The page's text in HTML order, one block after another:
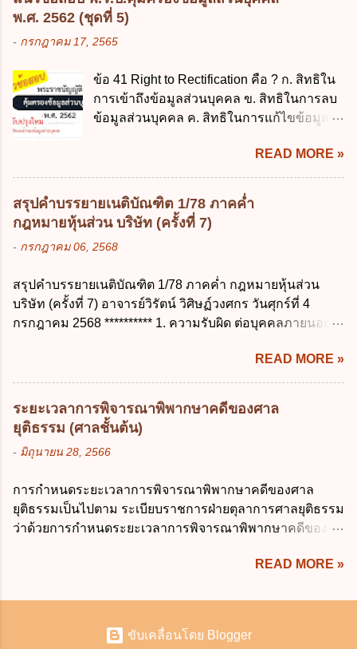
การนำเงินส่งคลัง พ.ศ. 2562 ข้อ 3 ส่วน
สำรองจ่ายได้แห่งละไม่เกินเท่าใร ก. 100,000
บาท ข. 50,000 บาท ค. 30,000 บาท ง. 10,000
บาท ข้อ 4 ดอกเบี้ยที่เกิดจากการนำเงินทดรอง
ราชการจำนวนที่เกินกว่า...
ลาได้เพียงครั้งเดียว ค. ต้องลาภายใน 90 วัน
นับแต่วันที่คลอดบุตร ง. ลาได้ครั้งหนึ่งติดต่อ
กันไม่เกิน 15 วันทำการ ข้อ 13 สิทธิลากิจส่วน
เกิน 90 วัน ข. ลาต่อเนื่องจากการคลอดบุตรได้
ไม่เกิน 90 วันทำการ ค. ลาได้ไม่เกิน 120 วัน
ง. ลาต่อเนื่องจากการคลอดบุตรได้ไม่เกิน 150
รัฐมนตรี ว่าด้วยการลาของข้าราชการ พ.ศ.
2555 กำหนดให้ข้าราชการที่รับราชการติดต่อ
กันมาแล้วไม่น้อยกว่า 10 ปี มีสิทธินำวันลาพัก
ผ่อนสะสมรวมกับวันลาพักผ่อนในปีปัจจุบันได้
15 การลาติดตามคู่สมรส ต้องมีระยะเวลาไม่
เกินกำหนดในข้อใดเพื่อมิให้มีผลเป็นการลา
ออกจากราชการ ก. ไม่เกิน 2 ปี ข. ไม่เกิน 3...
พ.ศ. 2562 (ชุดที่ 5)
- กรกฎาคม 17, 2565
ข้อ 41 Right to Rectification คือ ? ก. สิทธิใน
การเข้าถึงข้อมูลส่วนบุคคล ข. สิทธิในการลบ
ข้อมูลส่วนบุคคล ค. สิทธิในการแก้ไขข้อมูล
การประมวลผลข้อมูลส่วนบุคคล ข้อ 42 ผู้
ควบคุมข้อมูลส่วนบุคคลต้องแก้ไขข้อมูลส่วน
บุคคลตามหลักการข้อใด ก. ถูกต้อง เป็น
ปัจจุบัน ข. สมบูรณ์ ค. ไม่ก่อให้เกิดความ
เข้าใจผิด ง. ถูกทุกข้อ ข้อ 43 มาตรการทาง
กฎหมายคุ้มครองข้อมูลส่วนบุคคล ในกรณีผู้
ข้อมูลส่วนบุคคลให้ถูกต้อง ก. ร้องทุกข์ ข. ร้อง
เรียน ค. อุทธรณ์ ง. ฟ้องร้อง ข้อ 44 หลักการ
สำคัญของสิทธิในการลบข้อมูลส่วนบุคคล คือ
ลบข้อมูลส่วนบุคคล ข. ขอให้ทำลายข้อมูล
ส่วนบุคคล ค. ทำให้ข้อมูลส่วนบุคคลไม่
สามารถระบุถึงตนได้ ง. ถูกทุกข้อ ข้อ 45
เงื่อนไข ในการใช้สิทธิลบข้อมูลส่วนบุคคล ข้อ
ส่วนบุคคลที่ไม่สมบูรณ์ ค. เจ้าของข้อมูลส่วน
บุคคลถอนความยินยอมในการเก็บรวบรวม
ใช้หรือเปิดเผยข้อมูลส่วนบุคคล ง. ข้อมูลส่วน
READ MORE »
สรุปคำบรรยายเนติบัณฑิต 1/78 ภาคค่ำ
กฎหมายหุ้นส่วน บริษัท (ครั้งที่ 7)
- กรกฎาคม 06, 2568
สรุปคำบรรยายเนติบัณฑิต 1/78 ภาคค่ำ กฎหมายหุ้นส่วน
บริษัท (ครั้งที่ 7) อาจารย์วิรัตน์ วิศิษฏ์วงศกร วันศุกร์ที่ 4
กรกฎาคม 2568 ********** 1. ความรับผิด ต่อบุคคลภายนอก
คนใดคนหนึ่งได้จัดทำไปในทางที่เป็น ธรรมดาการค้าขาย
ของห้างหุ้นส่วน ม.1050 , 1025 โดยพิจารณาตามสภาพแห่ง
กิจการ การงานของห้าง และประเพณีทางการค้า -หุ้นส่วน
ต้องจัดการในนามของห้าง ไม่ว่าจะมีมูลเหตุจูงใจเพราะทุจริต
หรือมีอำนาจจัดการหรือไม่ก็ตาม จึงเป็นไปตามหลักกฎหมาย
ปิดปากหุ้นส่วนคนอื่น และหลักลูกหนี้ร่วมตามม.291 เพื่อ
เกิดมูลหนี้ใดก็ตาม รวมถึงมูลละเมิด 1.1) กรณีห้างหุ้นส่วน
สามัญจดทะเบียน เมื่อห้าง ผิดนัด ชำระหนี้ เจ้าหนี้ของห้างฯ
ชอบที่จะเรียกให้ชำระหนี้เอาแต่ผู้เป็นหุ้นส่วนคนใคคนหนึ่ง
ห้างยังมีพอที่จะชำระหนี้ได้ และการที่จะบังคับเอาแก่ห้างนั้น
READ MORE »
ระยะเวลาการพิจารณาพิพากษาคดีของศาล
ยุติธรรม (ศาลชั้นต้น)
- มิถุนายน 28, 2566
การกำหนดระยะเวลาการพิจารณาพิพากษาคดีของศาล
ยุติธรรมเป็นไปตาม ระเบียบราชการฝ่ายตุลาการศาลยุติธรรม
ว่าด้วยการกำหนดระยะเวลาการพิจารณาพิพากษาคดีของ
ไว้เป็นอย่างอื่น ซึ่งมีผลใช้บังคับตั้งแต่วันที่ 24 มกราคม 2566
ประโยชน์ในการบริหารจัดการคดี ให้จำแนกลักษณะหรือ
ประเภทคดีออกเป็น 3 ประเภท ดังนี้ (1) คดีจัดการพิเศษ คือ
คดีลักษณะที่ไม่มีความยุ่งยากซับซ้อนและมีแนวโน้มที่จะ
READ MORE »
ขับเคลื่อนโดย Blogger